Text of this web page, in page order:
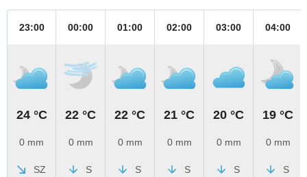
23:00
24 °C
0 mm
SZ
00:00
22 °C
0 mm
S
01:00
22 °C
0 mm
S
02:00
21 °C
0 mm
S
03:00
20 °C
0 mm
S
04:00
19 °C
0 mm
S